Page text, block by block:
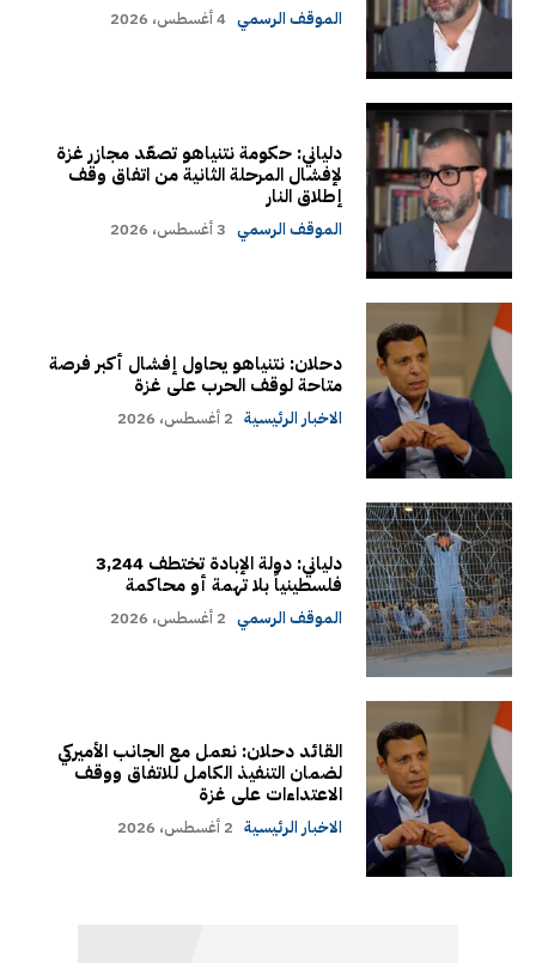
الموقف الرسمي 4 أغسطس، 2026
دلياني: حكومة نتنياهو تصعّد مجازر غزة
لإفشال المرحلة الثانية من اتفاق وقف
إطلاق النار
الموقف الرسمي 3 أغسطس، 2026
دحلان: نتنياهو يحاول إفشال أكبر فرصة
متاحة لوقف الحرب على غزة
الاخبار الرئيسية 2 أغسطس، 2026
دلياني: دولة الإبادة تختطف 3,244
فلسطينياً بلا تهمة أو محاكمة
الموقف الرسمي 2 أغسطس، 2026
القائد دحلان: نعمل مع الجانب الأميركي
لضمان التنفيذ الكامل للاتفاق ووقف
الاعتداءات على غزة
الاخبار الرئيسية 2 أغسطس، 2026